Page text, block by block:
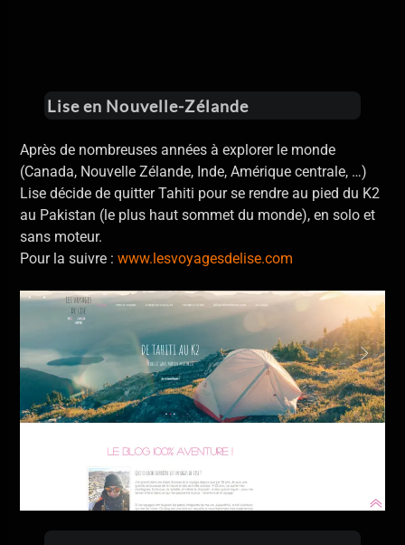
Lise en Nouvelle-Zélande
Après de nombreuses années à explorer le monde
(Canada, Nouvelle Zélande, Inde, Amérique centrale, …)
Lise décide de quitter Tahiti pour se rendre au pied du K2
au Pakistan (le plus haut sommet du monde), en solo et
sans moteur.
Pour la suivre :www.lesvoyagesdelise.com